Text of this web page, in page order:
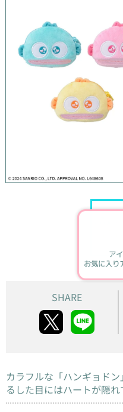
ア
お気に入り
SHARE
カラフルな「ハンギョド
るした目にはハートが隠れ